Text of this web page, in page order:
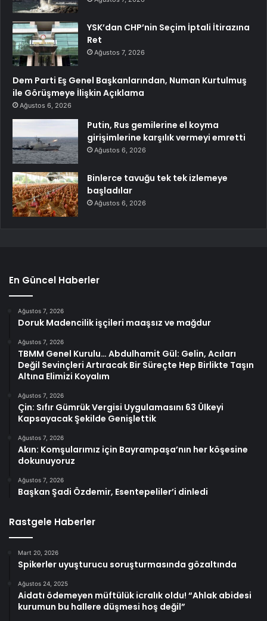
YSK’dan CHP’nin Seçim İptali İtirazına
Ret
Ağustos 7, 2026
Dem Parti Eş Genel Başkanlarından, Numan Kurtulmuş
ile Görüşmeye İlişkin Açıklama
Ağustos 6, 2026
Putin, Rus gemilerine el koyma
girişimlerine karşılık vermeyi emretti
Ağustos 6, 2026
Binlerce tavuğu tek tek izlemeye
başladılar
Ağustos 6, 2026
En Güncel Haberler
Ağustos 7, 2026
Doruk Madencilik işçileri maaşsız ve mağdur
Ağustos 7, 2026
TBMM Genel Kurulu… Abdulhamit Gül: Gelin, Acıları
Değil Sevinçleri Artıracak Bir Süreçte Hep Birlikte Taşın
Altına Elimizi Koyalım
Ağustos 7, 2026
Çin: Sıfır Gümrük Vergisi Uygulamasını 63 Ülkeyi
Kapsayacak Şekilde Genişlettik
Ağustos 7, 2026
Akın: Komşularımız için Bayrampaşa’nın her köşesine
dokunuyoruz
Ağustos 7, 2026
Başkan Şadi Özdemir, Esentepeliler’i dinledi
Rastgele Haberler
Mart 20, 2026
Spikerler uyuşturucu soruşturmasında gözaltında
Ağustos 24, 2025
Aidatı ödemeyen müftülük icralık oldu! “Ahlak abidesi
kurumun bu hallere düşmesi hoş değil”